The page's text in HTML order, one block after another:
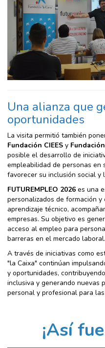
Una alianza que
oportunidades
La visita permitió también
Fundación CIEES y
posible el desarrollo de
empleabilidad de personas
favorecer su inclusión social y
FUTUREMPLEO 2026 es una
personalizados de formación y
aprendizaje técnico,
empresas. Su objetivo es
acceso al empleo para
barreras en el mercado laboral.
A través de iniciativas como
"la Caixa" continúan
y oportunidades,
inclusiva y generando nuevas
personal y profesional para
¡Así